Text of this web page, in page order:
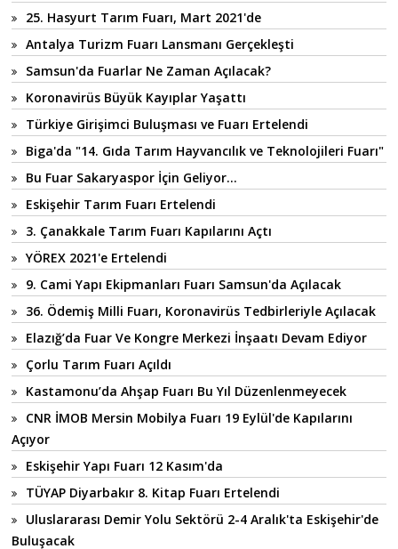
25. Hasyurt Tarım Fuarı, Mart 2021'de
Antalya Turizm Fuarı Lansmanı Gerçekleşti
Samsun'da Fuarlar Ne Zaman Açılacak?
Koronavirüs Büyük Kayıplar Yaşattı
Türkiye Girişimci Buluşması ve Fuarı Ertelendi
Biga'da "14. Gıda Tarım Hayvancılık ve Teknolojileri Fuarı"
Bu Fuar Sakaryaspor İçin Geliyor...
Eskişehir Tarım Fuarı Ertelendi
3. Çanakkale Tarım Fuarı Kapılarını Açtı
YÖREX 2021'e Ertelendi
9. Cami Yapı Ekipmanları Fuarı Samsun'da Açılacak
36. Ödemiş Milli Fuarı, Koronavirüs Tedbirleriyle Açılacak
Elazığ’da Fuar Ve Kongre Merkezi İnşaatı Devam Ediyor
Çorlu Tarım Fuarı Açıldı
Kastamonu’da Ahşap Fuarı Bu Yıl Düzenlenmeyecek
CNR İMOB Mersin Mobilya Fuarı 19 Eylül'de Kapılarını
Açıyor
Eskişehir Yapı Fuarı 12 Kasım'da
TÜYAP Diyarbakır 8. Kitap Fuarı Ertelendi
Uluslararası Demir Yolu Sektörü 2-4 Aralık'ta Eskişehir'de
Buluşacak